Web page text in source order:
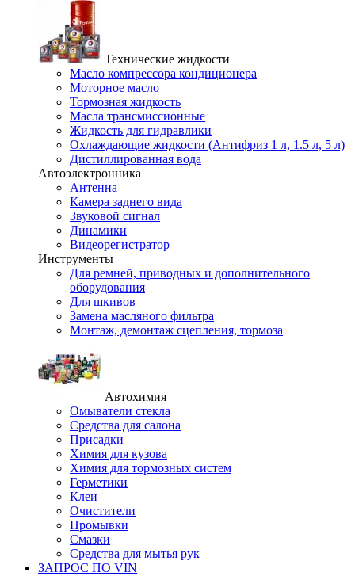
Технические жидкости
Масло компрессора кондиционера
Моторное масло
Тормозная жидкость
Масла трансмиссионные
Жидкость для гидравлики
Охлаждающие жидкости (Антифриз 1 л, 1.5 л, 5 л)
Дистиллированная вода
Автоэлектронника
Антенна
Камера заднего вида
Звуковой сигнал
Динамики
Видеорегистратор
Инструменты
Для ремней, приводных и дополнительного
оборудования
Для шкивов
Замена масляного фильтра
Монтаж, демонтаж сцепления, тормоза
Автохимия
Омыватели стекла
Средства для салона
Присадки
Химия для кузова
Химия для тормозных систем
Герметики
Клеи
Очистители
Промывки
Смазки
Средства для мытья рук
ЗАПРОС ПО VIN